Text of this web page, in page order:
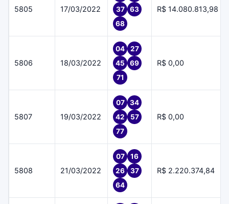
5805 17/03/2022
37
63
68
R$ 14.080.813,98
5806 18/03/2022
04
27
45
69
71
R$ 0,00
5807 19/03/2022
07
34
42
57
77
R$ 0,00
5808 21/03/2022
07
16
26
37
64
R$ 2.220.374,84